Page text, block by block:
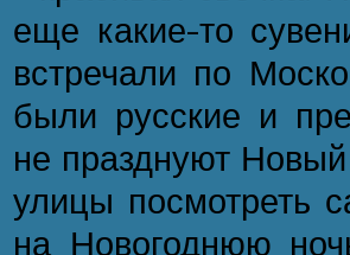
еще какие-то
встречали по
были русские и
не празднуют
улицы посмотреть
на Новогоднюю